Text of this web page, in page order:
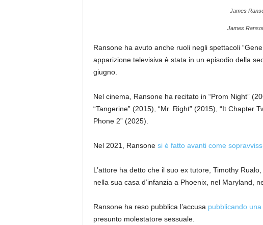
James
James
Ransone ha avuto anche ruoli negli spettacoli
apparizione televisiva è stata in un episodio della
giugno.
Nel cinema, Ransone ha recitato in “Prom Night”
“Tangerine” (2015), “Mr. Right” (2015), “It Chapter
Phone 2” (2025).
Nel 2021, Ransone si è fatto avanti come
L’attore ha detto che il suo ex tutore, Timothy
nella sua casa d’infanzia a Phoenix, nel Maryland,
Ransone ha reso pubblica l’accusa pubblicando
presunto molestatore sessuale.